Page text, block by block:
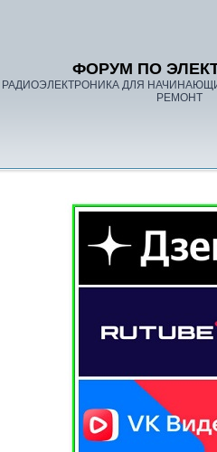
ФОРУМ ПО
РАДИОЭЛЕКТРОНИКА ДЛЯ
РЕМОНТ